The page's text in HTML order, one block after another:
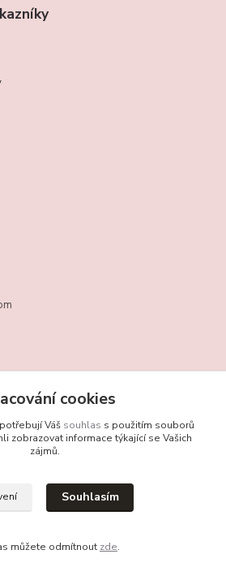
cookies
Váš souhlas s použitím souborů
zobrazovat informace týkající se Vašich
zájmů.
Souhlasím
můžete odmítnout zde.